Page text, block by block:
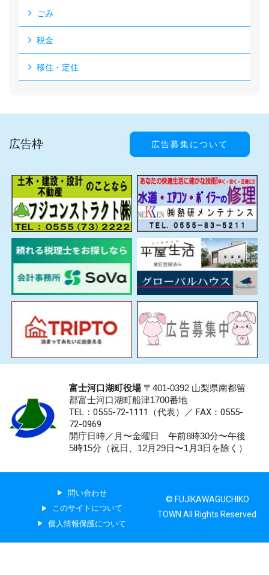
ごみ
税金
移住・定住
広告枠 広告募集について
富士河口湖町役場〒401-0392 山梨県南都留
郡富士河口湖町船津1700番地
TEL：0555-72-1111 （代表）／ FAX：0555-
72-0969
開庁日時／月〜金曜日 午前8時30分〜午後
5時15分（祝日、12月29日〜1月3日を除く）
問い合わせ
このサイトについて
個人情報保護について
© FUJIKAWAGUCHIKO
TOWN All Rights Reserved.